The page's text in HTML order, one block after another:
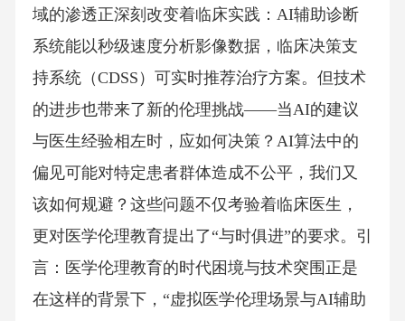
域的渗透正深刻改变着临床实践：AI辅助诊断
系统能以秒级速度分析影像数据，临床决策支
持系统（CDSS）可实时推荐治疗方案。但技术
的进步也带来了新的伦理挑战——当AI的建议
与医生经验相左时，应如何决策？AI算法中的
偏见可能对特定患者群体造成不公平，我们又
该如何规避？这些问题不仅考验着临床医生，
更对医学伦理教育提出了“与时俱进”的要求。引
言：医学伦理教育的时代困境与技术突围正是
在这样的背景下，“虚拟医学伦理场景与AI辅助